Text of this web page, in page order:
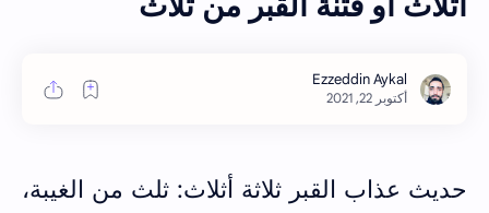
حديث عذاب القبر ثلاثة أثلاث: ثلث من الغيبة،